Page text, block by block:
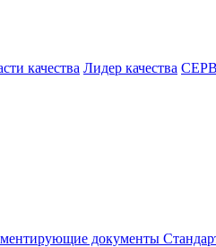
качества Лидер качества
документы